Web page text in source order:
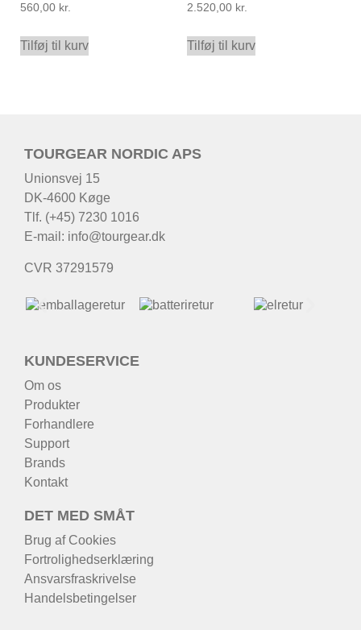
560,00 kr.
Tilføj til kurv
2.520,00 kr.
Tilføj til kurv
TOURGEAR NORDIC APS
Unionsvej 15
DK-4600 Køge
Tlf. (+45) 7230 1016
E-mail: info@tourgear.dk
CVR 37291579
KUNDESERVICE
Om os
Produkter
Forhandlere
Support
Brands
Kontakt
DET MED SMÅT
Brug af Cookies
Fortrolighedserklæring
Ansvarsfraskrivelse
Handelsbetingelser